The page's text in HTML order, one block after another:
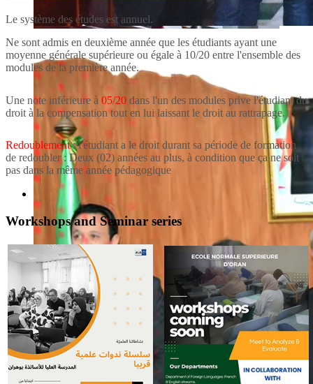
Le système des études est annuel.
Ne sont admis en deuxième année que les étudiants ayant une
moyenne générale supérieure ou égale à 10/20 entre l'ensemble des
modules de la première année.
Une note inférieure à 05/20 dans l'un des modules prive l'étudiant du
droit à la compensation tout en lui laissant le droit au rattrapage.
Redoublement: l'étudiant a le droit durant sa période de formation
de redoubler : Deux (02) années au plus, à condition que ça ne soit
pas dans la même année pédagogique
Workshops and Seminar series